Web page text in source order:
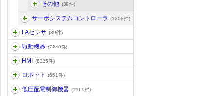
その他 (39件)
サーボシステムコントローラ (1208件)
FAセンサ (39件)
駆動機器 (7240件)
HMI (8325件)
ロボット (651件)
低圧配電制御機器 (1169件)